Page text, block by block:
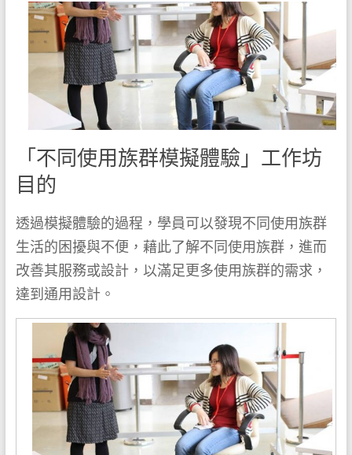
「不同使用族群模擬體驗」工作坊
目的
透過模擬體驗的過程，學員可以發現不同使用族群
生活的困擾與不便，藉此了解不同使用族群，進而
改善其服務或設計，以滿足更多使用族群的需求，
達到通用設計。